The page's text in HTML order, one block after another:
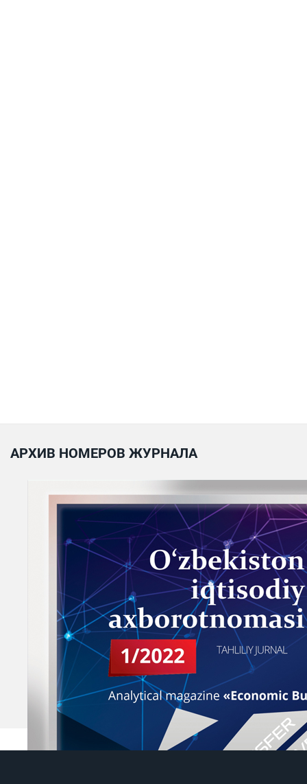
АРХИВ НОМЕРОВ ЖУРНАЛА